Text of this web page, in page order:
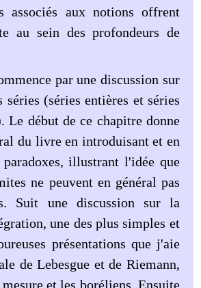
associés aux notions offrent
au sein des profondeurs de
par une discussion sur
séries (séries entières et séries
Le début de ce chapitre donne
du livre en introduisant et en
illustrant l'idée que
ne peuvent en général pas
Suit une discussion sur la
une des plus simples et
présentations que j'aie
de Lebesgue et de Riemann,
et les boréliens. Ensuite